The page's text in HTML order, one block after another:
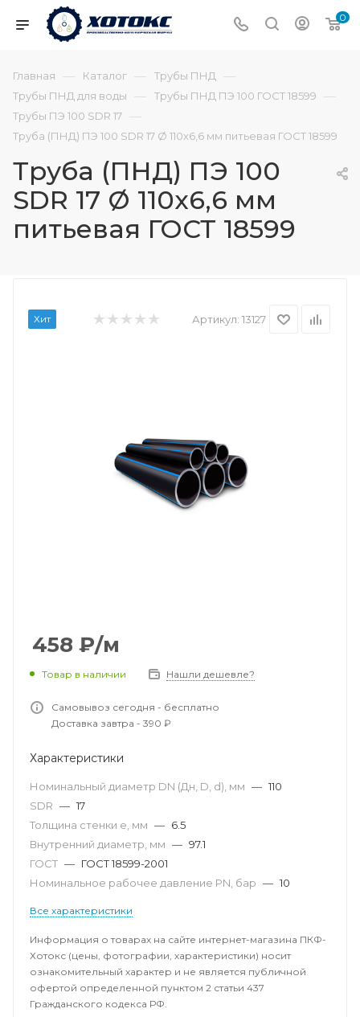
0
Главная — Каталог — Трубы ПНД —
Трубы ПНД для воды — Трубы ПНД ПЭ 100 ГОСТ 18599 —
Трубы ПЭ 100 SDR 17 —
Труба (ПНД) ПЭ 100 SDR 17 Ø 110х6,6 мм питьевая ГОСТ 18599
Труба (ПНД) ПЭ 100
SDR 17 Ø 110х6,6 мм
питьевая ГОСТ 18599
Хит Артикул: 13127
458 ₽/м
Товар в наличии Нашли дешевле?
Самовывоз сегодня - бесплатно
Доставка завтра - 390 ₽
Характеристики
Номинальный диаметр DN (Дн, D, d), мм — 110
SDR — 17
Толщина стенки e, мм — 6.5
Внутренний диаметр, мм — 97.1
ГОСТ — ГОСТ 18599-2001
Номинальное рабочее давление PN, бар — 10
Все характеристики
Информация о товарах на сайте интернет-магазина ПКФ-
Хотокс (цены, фотографии, характеристики) носит
ознакомительный характер и не является публичной
офертой определенной пунктом 2 статьи 437
Гражданского кодекса РФ.